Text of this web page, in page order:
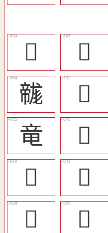
󷄓 𢀀
𢅛
󷄒
竜
󷄢
𥪐
󷄚
󷄗
󷄣